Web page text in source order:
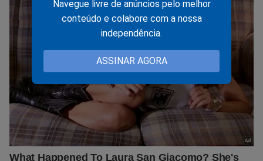
Navegue livre de anúncios pelo melhor
conteúdo e colabore com a nossa
independência.
ASSINAR AGORA